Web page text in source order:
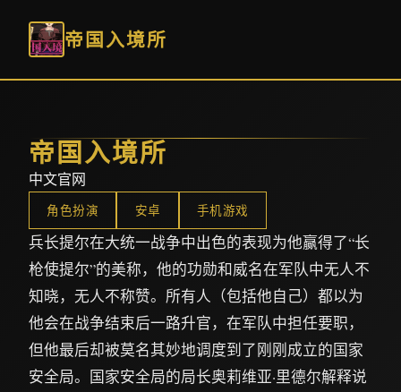
帝国入境所
帝国入境所
中文官网
角色扮演 安卓 手机游戏
兵长提尔在大统一战争中出色的表现为他赢得了“长
枪使提尔”的美称，他的功勋和威名在军队中无人不
知晓，无人不称赞。所有人（包括他自己）都以为
他会在战争结束后一路升官，在军队中担任要职，
但他最后却被莫名其妙地调度到了刚刚成立的国家
安全局。国家安全局的局长奥莉维亚·里德尔解释说